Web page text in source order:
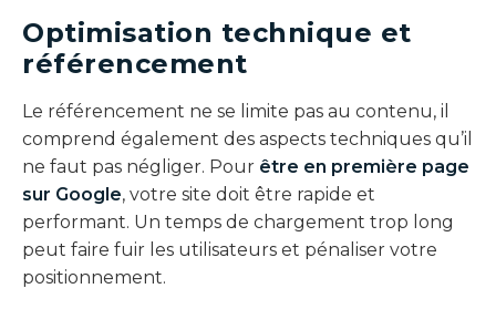
Optimisation technique et
référencement
Le référencement ne se limite pas au contenu, il
comprend également des aspects techniques qu’il
ne faut pas négliger. Pour être en première page
sur Google, votre site doit être rapide et
performant. Un temps de chargement trop long
peut faire fuir les utilisateurs et pénaliser votre
positionnement.